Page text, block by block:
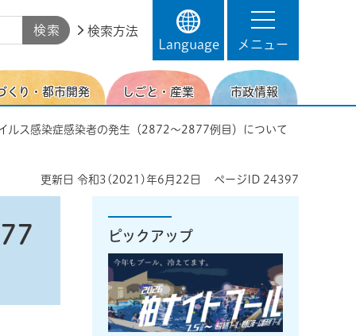
検索方法
Language
メニュー
くり・都市開発 しごと・産業 市政情報
ルス感染症感染者の発生（2872～2877例目）について
更新日 令和3(2021)年6月22日 ページID 24397
ピックアップ